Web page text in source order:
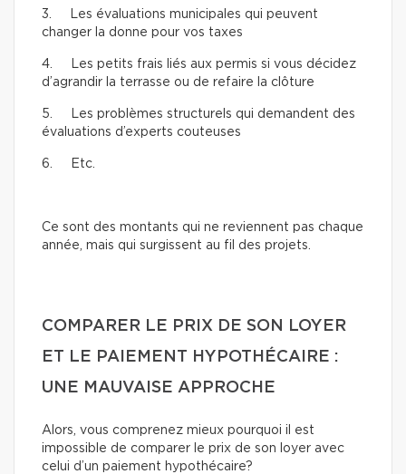
3. Les évaluations municipales qui peuvent
changer la donne pour vos taxes
4. Les petits frais liés aux permis si vous décidez
d’agrandir la terrasse ou de refaire la clôture
5. Les problèmes structurels qui demandent des
évaluations d’experts couteuses
6. Etc.
Ce sont des montants qui ne reviennent pas chaque
année, mais qui surgissent au fil des projets.
COMPARER LE PRIX DE SON LOYER
ET LE PAIEMENT HYPOTHÉCAIRE :
UNE MAUVAISE APPROCHE
Alors, vous comprenez mieux pourquoi il est
impossible de comparer le prix de son loyer avec
celui d’un paiement hypothécaire?